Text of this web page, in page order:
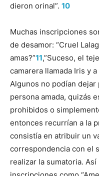
dieron orinal”. 10
Muchas inscripciones
de desamor: “Cruel
amas?”11,”Suceso, el
camarera llamada Iris y
Algunos no podían
persona amada, quizás
prohibidos o
entonces recurrían a la
consistía en atribuir un
correspondencia con el
realizar la sumatoria.